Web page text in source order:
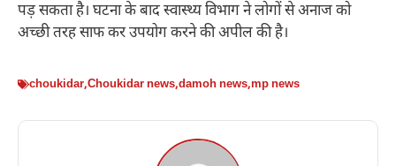
पड़ सकता है। घटना के बाद स्वास्थ्य विभाग ने लोगों से अनाज को
अच्छी तरह साफ कर उपयोग करने की अपील की है।
choukidar,Choukidar news,damoh news,mp news